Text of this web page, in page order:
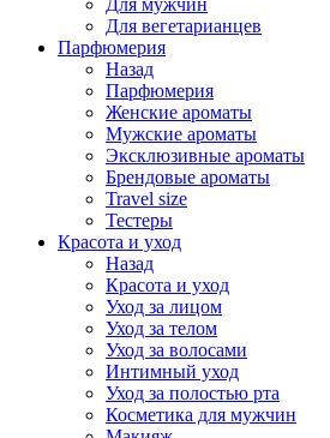
Для мужчин
Для вегетарианцев
Парфюмерия
Назад
Парфюмерия
Женские ароматы
Мужские ароматы
Эксклюзивные ароматы
Брендовые ароматы
Travel size
Тестеры
Красота и уход
Назад
Красота и уход
Уход за лицом
Уход за телом
Уход за волосами
Интимный уход
Уход за полостью рта
Косметика для мужчин